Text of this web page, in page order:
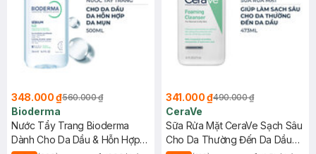
348.000 ₫560.000 ₫
Bioderma
Nước Tẩy Trang Bioderma
Dành Cho Da Dầu & Hỗn Hợp
341.000 ₫490.000 ₫
CeraVe
Sữa Rửa Mặt CeraVe Sạch Sâu
Cho Da Thường Đến Da Dầu